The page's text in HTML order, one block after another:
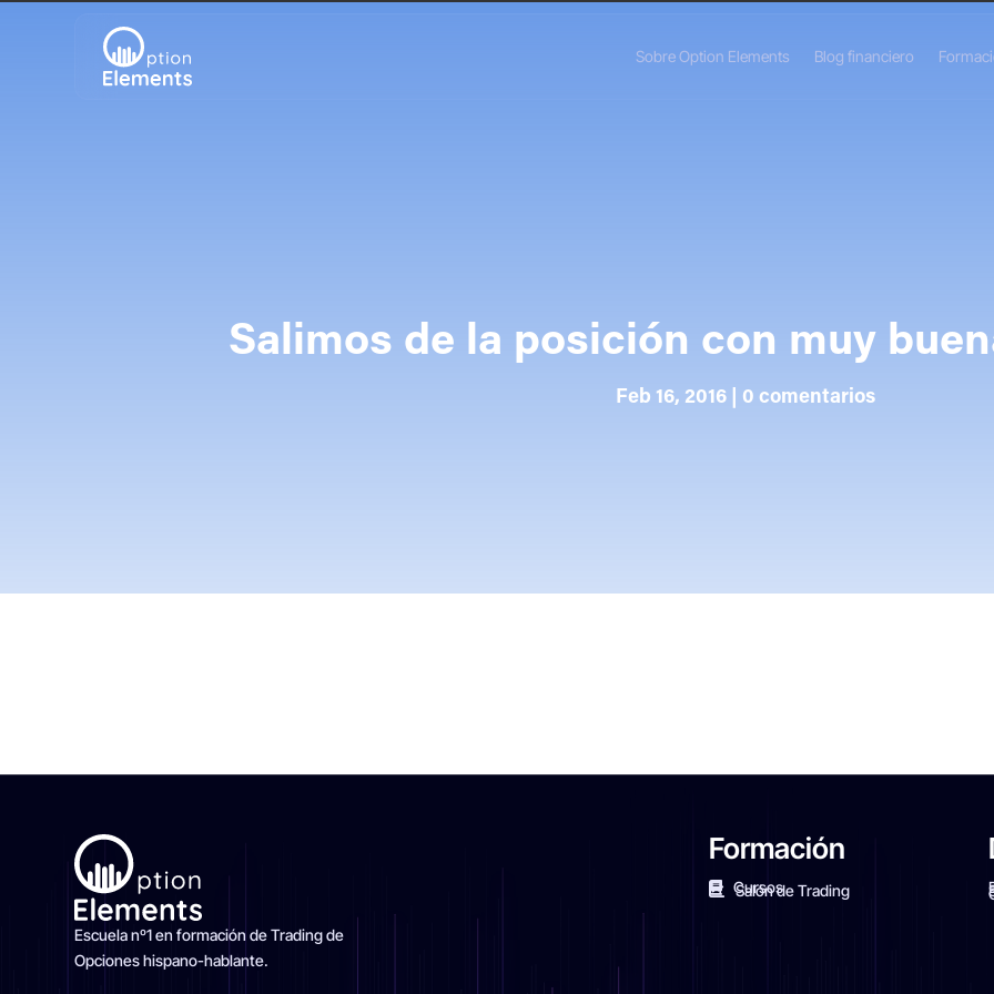
Sobre Option Elements Blog financiero
Salimos de la posición con muy
Feb 16, 2016 0 comentarios
Escuela nº1 en formación de Trading de
Opciones hispano-hablante.
Formación
Cursos
Salón de Trading